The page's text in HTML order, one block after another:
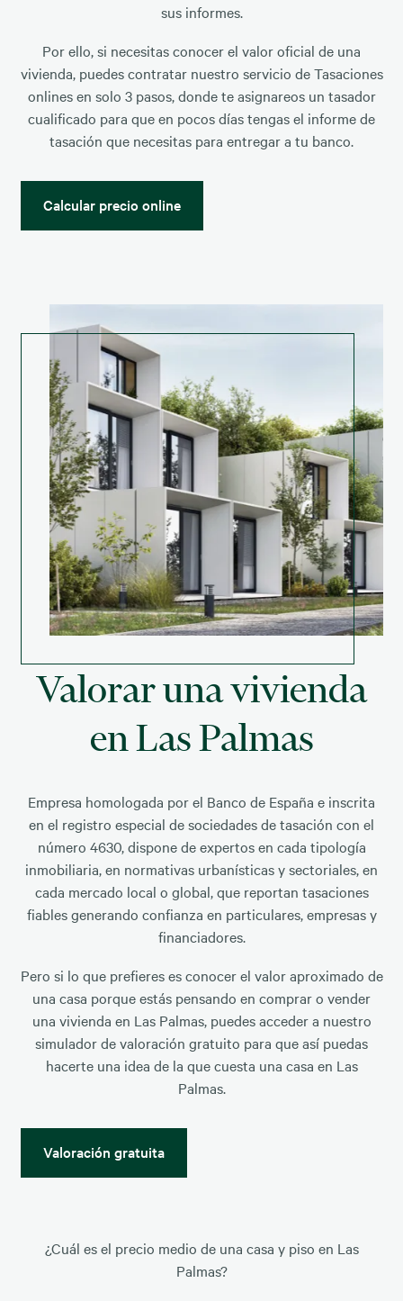
sus informes.
Por ello, si necesitas conocer el valor oficial de una
vivienda, puedes contratar nuestro servicio de Tasaciones
onlines en solo 3 pasos, donde te asignareos un tasador
cualificado para que en pocos días tengas el informe de
tasación que necesitas para entregar a tu banco.
Calcular precio online
Valorar una vivienda
en Las Palmas
Empresa homologada por el Banco de España e inscrita
en el registro especial de sociedades de tasación con el
número 4630, dispone de expertos en cada tipología
inmobiliaria, en normativas urbanísticas y sectoriales, en
cada mercado local o global, que reportan tasaciones
fiables generando confianza en particulares, empresas y
financiadores.
Pero si lo que prefieres es conocer el valor aproximado de
una casa porque estás pensando en comprar o vender
una vivienda en Las Palmas, puedes acceder a nuestro
simulador de valoración gratuito para que así puedas
hacerte una idea de la que cuesta una casa en Las
Palmas.
Valoración gratuita
¿Cuál es el precio medio de una casa y piso en Las
Palmas?